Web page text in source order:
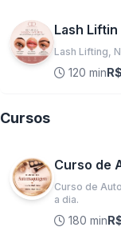
Lash Liftin
Lash Lifting,
120 min
Cursos
Curso de
Curso de
a dia.
180 min